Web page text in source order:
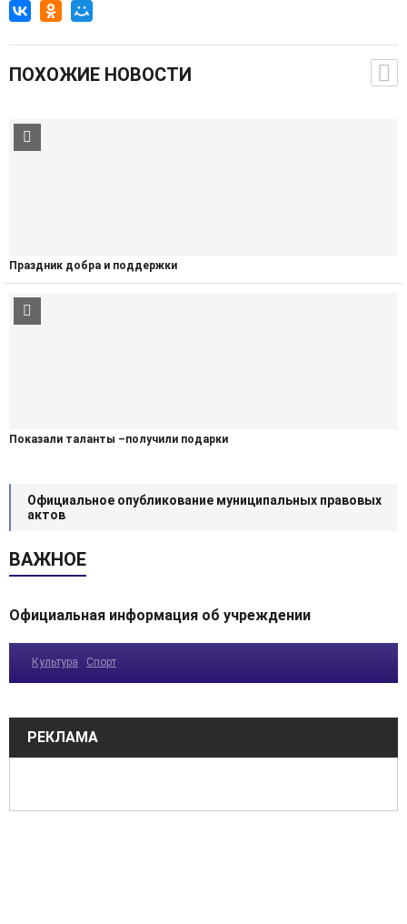
ПОХОЖИЕ НОВОСТИ
Праздник добра и поддержки
Показали таланты –получили подарки
Официальное опубликование муниципальных правовых
актов
ВАЖНОЕ
Официальная информация об учреждении
Культура Спорт
РЕКЛАМА